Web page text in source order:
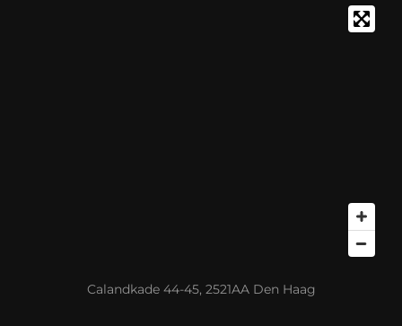
Calandkade 44-45, 2521AA Den Haag